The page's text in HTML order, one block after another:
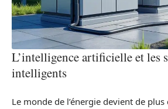
L’intelligence artificielle et les
intelligents
Le monde de l’énergie devient de plus